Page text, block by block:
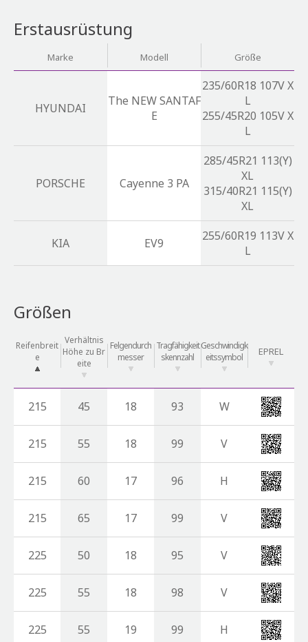
Erstausrüstung
Marke Modell Größe
HYUNDAI
The NEW SANTAF
E
235/60R18 107V X
L
255/45R20 105V X
L
PORSCHE Cayenne 3 PA
285/45R21 113(Y)
XL
315/40R21 115(Y)
XL
KIA EV9
255/60R19 113V X
L
Größen
Reifenbreit
e
Verhältnis
Höhe zu Br
eite
Felgendurch
messer
Tragfähigkeit
skennzahl
Geschwindigk
eitssymbol
EPREL
215 45 18 93 W
215 55 18 99 V
215 60 17 96 H
215 65 17 99 V
225 50 18 95 V
225 55 18 98 V
225 55 19 99 H